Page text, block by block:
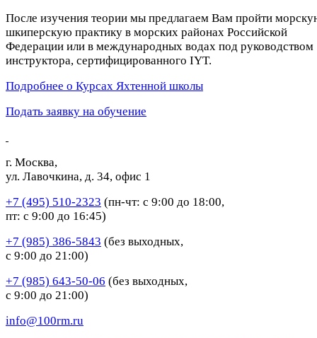
После изучения теории мы предлагаем Вам пройти
шкиперскую практику в морских районах Российской
Федерации или в международных водах под руководством
инструктора, сертифицированного IYT.
Подробнее о Курсах Яхтенной школы
Подать заявку на обучение
г. Москва,
ул. Лавочкина, д. 34, офис 1
+7 (495) 510-2323 (пн-чт: с 9:00 до 18:00,
пт: с 9:00 до 16:45)
+7 (985) 386-5843 (без выходных,
с 9:00 до 21:00)
+7 (985) 643-50-06 (без выходных,
с 9:00 до 21:00)
info@100rm.ru